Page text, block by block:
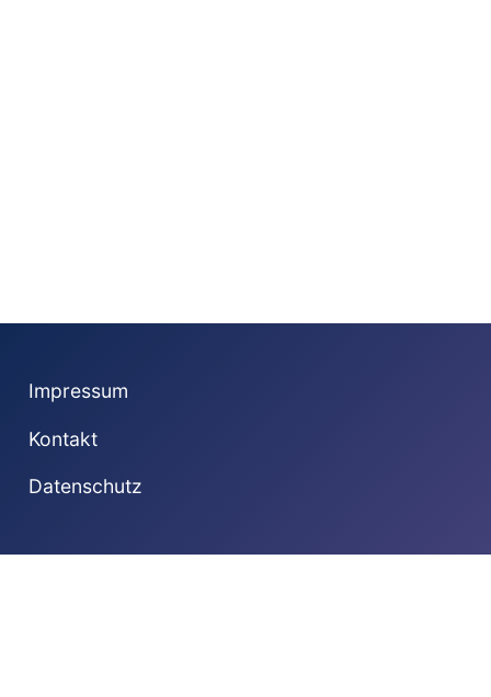
Impressum
Kontakt
Datenschutz